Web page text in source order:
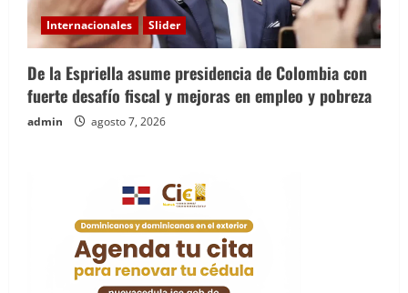
Internacionales Slider
De la Espriella asume presidencia de Colombia con
fuerte desafío fiscal y mejoras en empleo y pobreza
admin agosto 7, 2026